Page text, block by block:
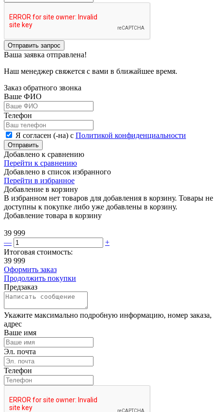
Отправить запрос
Ваша заявка отправлена!
Наш менеджер свяжется с вами в ближайшее время.
Заказ обратного звонка
Ваше ФИО
Телефон
Я согласен (-на) с Политикой конфиденциальности
Отправить
Добавлено к сравнению
Перейти к сравнению
Добавлено в список избранного
Перейти в избранное
Добавление в корзину
В избранном нет товаров для добавления в корзину. Товары не
доступны к покупке либо уже добавлены в корзину.
Добавление товара в корзину
39 999
—
+
Итоговая стоимость:
39 999
Оформить заказ
Продолжить покупки
Предзаказ
Укажите максимально подробную информацию, номер заказа,
адрес
Ваше имя
Эл. почта
Телефон